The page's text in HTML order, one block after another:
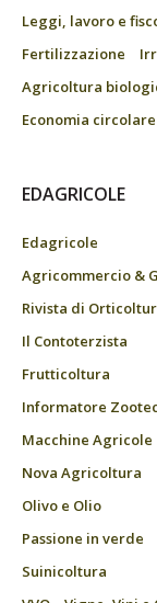
Leggi, lavoro e
Fertilizzazione
Agricoltura
Economia circolare
EDAGRICOLE
Edagricole
Agricommercio &
Rivista di
Il Contoterzista
Frutticoltura
Informatore
Macchine Agricole
Nova Agricoltura
Olivo e Olio
Passione in verde
Suinicoltura